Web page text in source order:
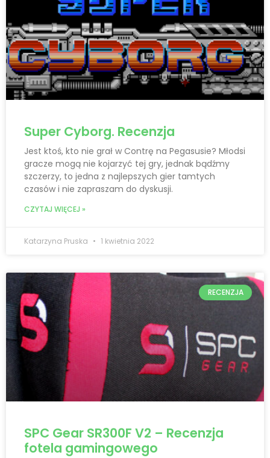
Super Cyborg. Recenzja
Jest ktoś, kto nie grał w Contrę na Pegasusie? Młodsi
gracze mogą nie kojarzyć tej gry, jednak bądźmy
szczerzy, to jedna z najlepszych gier tamtych
czasów i nie zapraszam do dyskusji.
CZYTAJ WIĘCEJ »
Katarzyna Pruska 1 kwietnia 2022
RECENZJA
SPC Gear SR300F V2 – Recenzja
fotela gamingowego